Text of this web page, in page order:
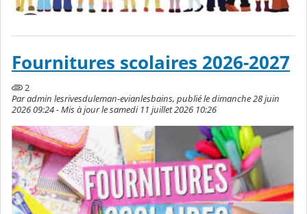
Fournitures scolaires 2026-2027
2
Par admin lesrivesduleman-evianlesbains, publié le dimanche 28 juin
2026 09:24 - Mis à jour le samedi 11 juillet 2026 10:26